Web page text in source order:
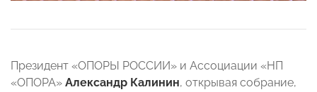
Президент «ОПОРЫ РОССИИ» и Ассоциации «НП
«ОПОРА» Александр Калинин, открывая собрание,